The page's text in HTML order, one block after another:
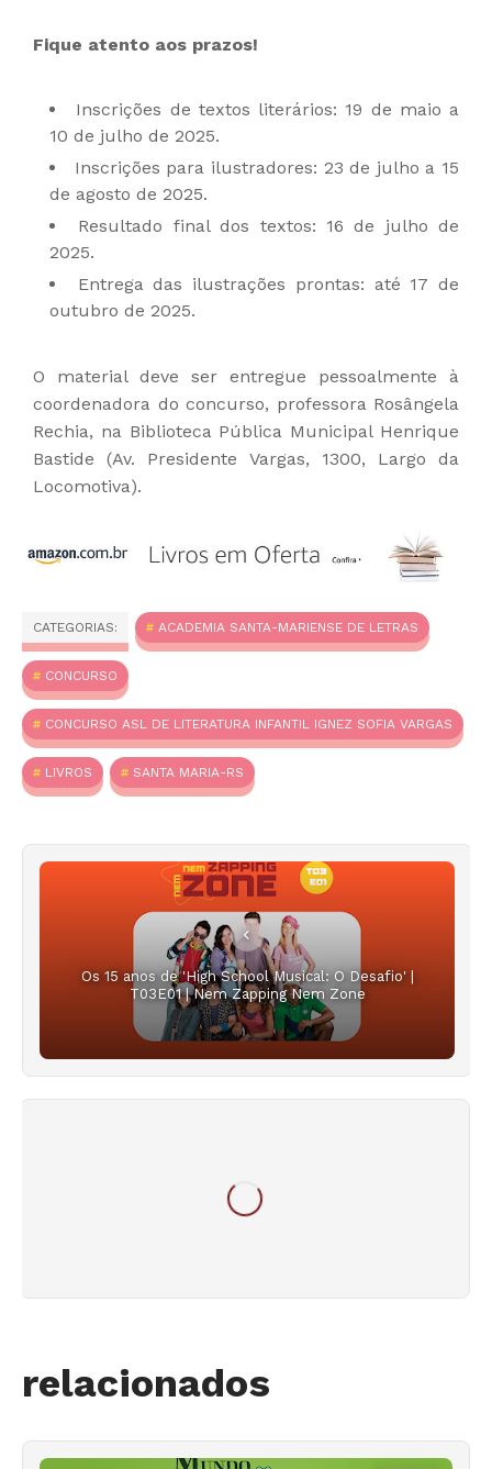
Fique atento aos prazos!
Inscrições de textos literários: 19 de maio a
10 de julho de 2025.
Inscrições para ilustradores: 23 de julho a 15
de agosto de 2025.
Resultado final dos textos: 16 de julho de
2025.
Entrega das ilustrações prontas: até 17 de
outubro de 2025.
O material deve ser entregue pessoalmente à
coordenadora do concurso, professora Rosângela
Rechia, na Biblioteca Pública Municipal Henrique
Bastide (Av. Presidente Vargas, 1300, Largo da
Locomotiva).
CATEGORIAS: ACADEMIA SANTA-MARIENSE DE LETRAS
CONCURSO
CONCURSO ASL DE LITERATURA INFANTIL IGNEZ SOFIA VARGAS
LIVROS SANTA MARIA-RS
Os 15 anos de 'High School Musical: O Desafio' |
T03E01 | Nem Zapping Nem Zone
relacionados